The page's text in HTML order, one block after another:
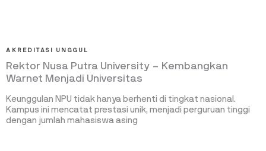
AKREDITASI UNGGUL
Rektor Nusa Putra University – Kembangkan
Warnet Menjadi Universitas
Keunggulan NPU tidak hanya berhenti di tingkat nasional.
Kampus ini mencatat prestasi unik, menjadi perguruan tinggi
dengan jumlah mahasiswa asing